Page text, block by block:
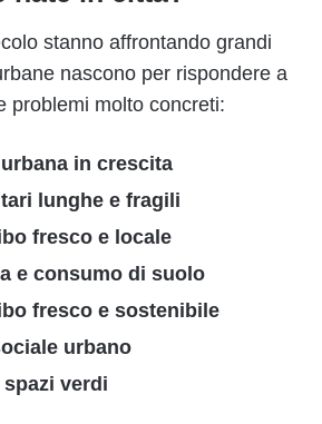
stanno affrontando grandi
nascono per rispondere a
problemi molto concreti:
in crescita
lunghe e fragili
fresco e locale
e consumo di suolo
fresco e sostenibile
urbano
verdi